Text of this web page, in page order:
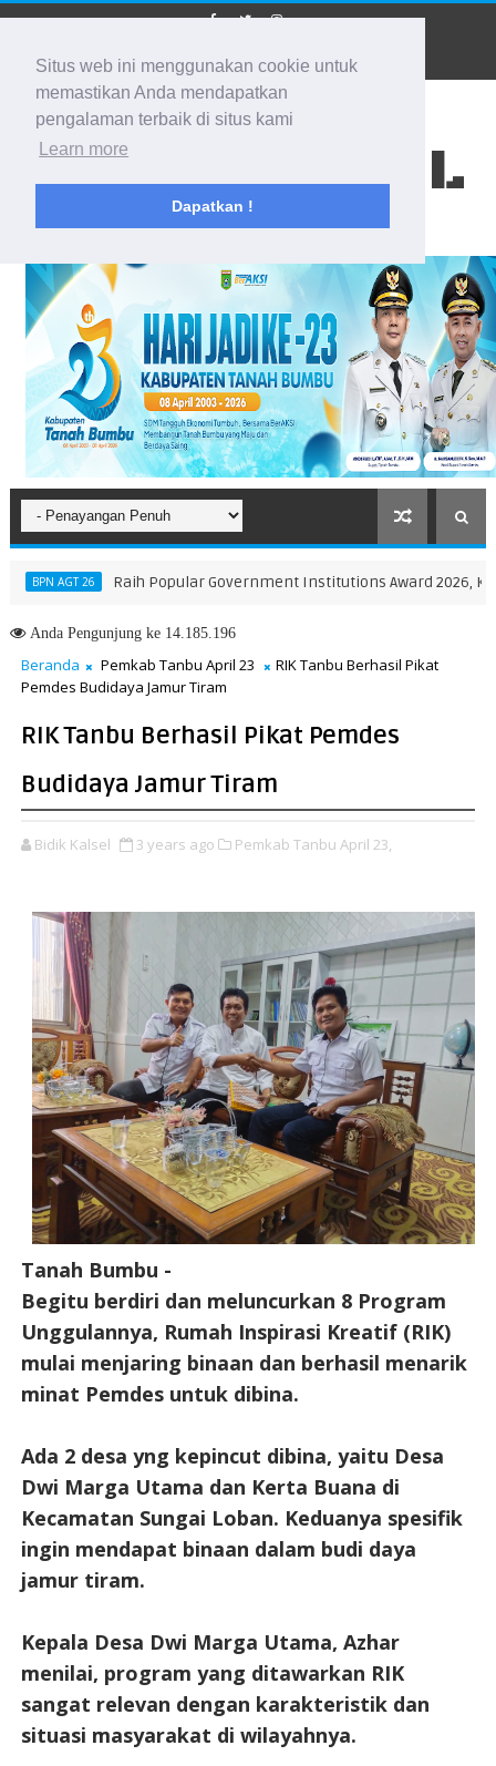
Situs web ini menggunakan cookie untuk
memastikan Anda mendapatkan
pengalaman terbaik di situs kami
Learn more
Dapatkan !
BIDIK KALSEL
Membidik Ke Segala Arah
AGT 26 Raih Popular Government Institutions Award 2026, Kinerja
AndaPengunjung ke 14.185.196
Beranda Pemkab Tanbu April 23
RIK Tanbu Berhasil Pikat
Pemdes Budidaya Jamur Tiram
RIK Tanbu Berhasil Pikat Pemdes
Budidaya Jamur Tiram
Bidik Kalsel 3 years ago Pemkab Tanbu April 23,
Tanah Bumbu -
Begitu berdiri dan meluncurkan 8 Program
Unggulannya, Rumah Inspirasi Kreatif (RIK)
mulai menjaring binaan dan berhasil menarik
minat Pemdes untuk dibina.
Ada 2 desa yng kepincut dibina, yaitu Desa
Dwi Marga Utama dan Kerta Buana di
Kecamatan Sungai Loban. Keduanya spesifik
ingin mendapat binaan dalam budi daya
jamur tiram.
Kepala Desa Dwi Marga Utama, Azhar
menilai, program yang ditawarkan RIK
sangat relevan dengan karakteristik dan
situasi masyarakat di wilayahnya.